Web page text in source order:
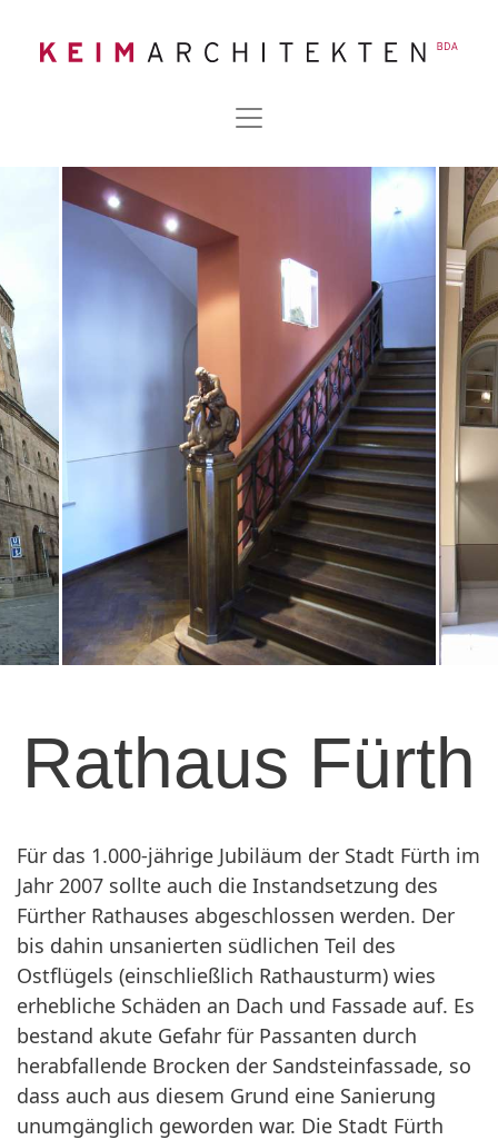
Rathaus Fürth
Für das 1.000-jährige Jubiläum der Stadt Fürth im
Jahr 2007 sollte auch die Instandsetzung des
Fürther Rathauses abgeschlossen werden. Der
bis dahin unsanierten südlichen Teil des
Ostflügels (einschließlich Rathausturm) wies
erhebliche Schäden an Dach und Fassade auf. Es
bestand akute Gefahr für Passanten durch
herabfallende Brocken der Sandsteinfassade, so
dass auch aus diesem Grund eine Sanierung
unumgänglich geworden war. Die Stadt Fürth